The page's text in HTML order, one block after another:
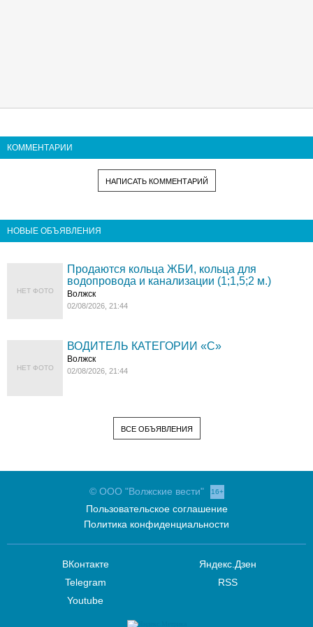
КОММЕНТАРИИ
НАПИСАТЬ КОММЕНТАРИЙ
НОВЫЕ ОБЪЯВЛЕНИЯ
НЕТ ФОТО
Продаются кольца ЖБИ, кольца для
водопровода и канализации (1;1,5;2 м.)
Волжск
02/08/2026, 21:44
НЕТ ФОТО
ВОДИТЕЛЬ КАТЕГОРИИ «C»
Волжск
02/08/2026, 21:44
ВСЕ ОБЪЯВЛЕНИЯ
© ООО "Волжские вести" 16+
Пользовательское соглашение
Политика конфиденциальности
ВКонтакте
Telegram
Youtube
Яндекс.Дзен
RSS